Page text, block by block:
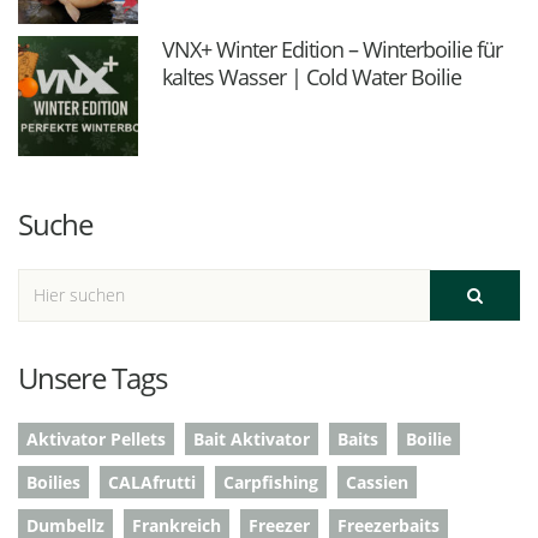
VNX+ Winter Edition – Winterboilie für
kaltes Wasser | Cold Water Boilie
Suche
Unsere Tags
Aktivator Pellets Bait Aktivator Baits
Boilie
Boilies
CALAfrutti Carpfishing
Cassien
Dumbellz
Frankreich Freezer
Freezerbaits